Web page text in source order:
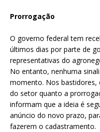
Prorrogação
O governo federal tem
últimos dias por parte de
representativas do
No entanto, nenhuma
momento. Nos bastidores,
do setor quanto a
informam que a ideia é
anúncio do novo prazo,
fazerem o cadastramento.